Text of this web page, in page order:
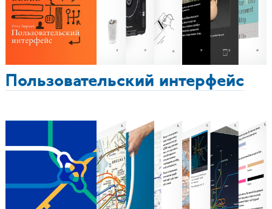
Пользовательский интерфейс